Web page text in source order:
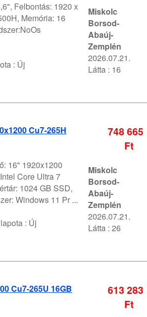
Felbontás: 1920 x
Memória: 16
: Új
Miskolc
Borsod-
Abaúj-
Zemplén
2026.07.21.
Látta : 16
Cu7-265H
16" 1920x1200
Core Ultra 7
1024 GB SSD,
Windows 11 Pr ...
: Új
748 665
Ft
Miskolc
Borsod-
Abaúj-
Zemplén
2026.07.21.
Látta : 26
Cu7-265U 16GB
613 283
Ft